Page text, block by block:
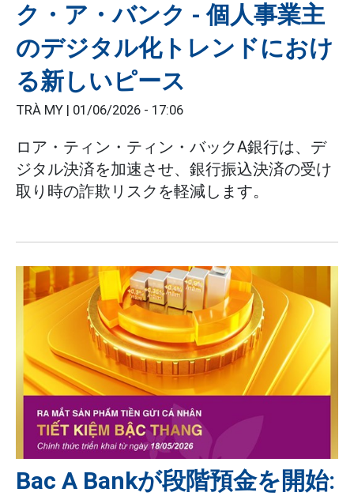
ク・ア・バンク - 個人事業主
のデジタル化トレンドにおけ
る新しいピース
TRÀ MY | 01/06/2026 - 17:06
ロア・ティン・ティン・バックA銀行は、デ
ジタル決済を加速させ、銀行振込決済の受け
取り時の詐欺リスクを軽減します。
Bac A Bankが段階預金を開始: